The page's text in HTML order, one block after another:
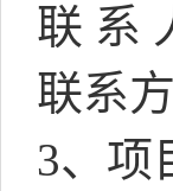
联 系
联系方
3、项